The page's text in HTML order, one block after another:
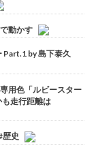
動かす
Part.1 by 島下泰久
用色「ルビースター
走行距離は
歴史